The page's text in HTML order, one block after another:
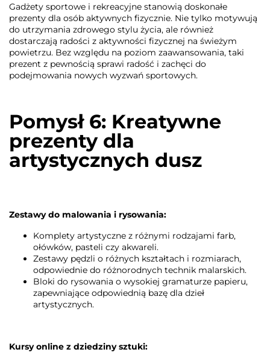
Gadżety sportowe i rekreacyjne stanowią doskonałe
prezenty dla osób aktywnych fizycznie. Nie tylko motywują
do utrzymania zdrowego stylu życia, ale również
dostarczają radości z aktywności fizycznej na świeżym
powietrzu. Bez względu na poziom zaawansowania, taki
prezent z pewnością sprawi radość i zachęci do
podejmowania nowych wyzwań sportowych.
Pomysł 6: Kreatywne
prezenty dla
artystycznych dusz
Zestawy do malowania i rysowania:
Komplety artystyczne z różnymi rodzajami farb,
ołówków, pasteli czy akwareli.
Zestawy pędzli o różnych kształtach i rozmiarach,
odpowiednie do różnorodnych technik malarskich.
Bloki do rysowania o wysokiej gramaturze papieru,
zapewniające odpowiednią bazę dla dzieł
artystycznych.
Kursy online z dziedziny sztuki: